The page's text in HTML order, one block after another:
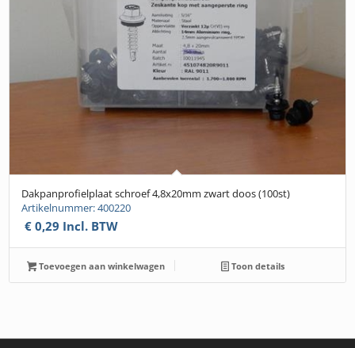
Dakpanprofielplaat schroef 4,8x20mm zwart doos (100st)
Artikelnummer: 400220
€ 0,29 Incl. BTW
Toevoegen aan winkelwagen Toon details